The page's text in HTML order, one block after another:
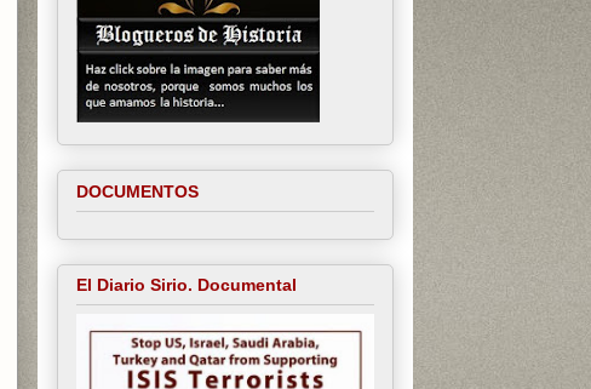
DOCUMENTOS
El Diario Sirio. Documental